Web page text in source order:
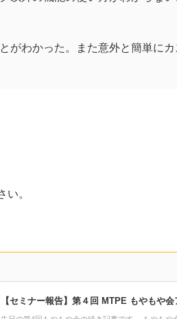
がわかった。また意外と簡単に
い。
【セミナー報告】第４回 MTPE もやもや